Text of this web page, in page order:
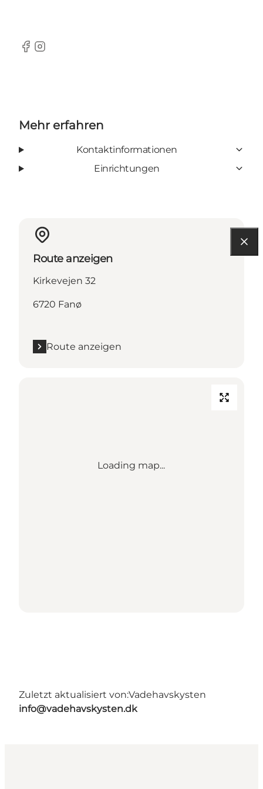
Facebook
instagram
Mehr erfahren
Kontaktinformationen
Einrichtungen
Route anzeigen
Kirkevejen 32
6720 Fanø
Route anzeigen
Loading map...
Zuletzt aktualisiert von:Vadehavskysten
info@vadehavskysten.dk